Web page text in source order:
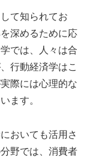
て知られてお
深めるために応
では、人々は合
行動経済学はこ
際には心理的な
ます。
おいても活用さ
野では、消費者